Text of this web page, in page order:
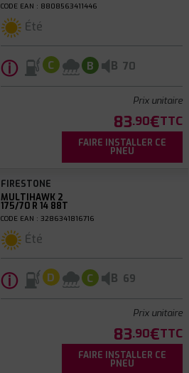
CODE EAN : 8808563411446
Été
ⓘ C B B 70
Prix unitaire
83.90€TTC
FAIRE INSTALLER CE
PNEU
FIRESTONE
MULTIHAWK 2
175/70 R 14 88T
CODE EAN : 3286341816716
Été
ⓘ D C B 69
Prix unitaire
83.90€TTC
FAIRE INSTALLER CE
PNEU